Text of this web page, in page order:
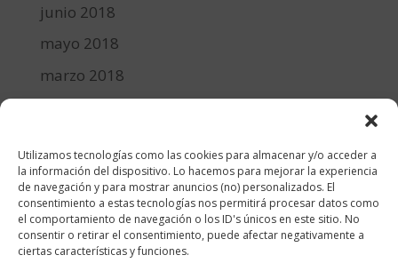
Utilizamos tecnologías como las cookies para almacenar y/o acceder a
la información del dispositivo. Lo hacemos para mejorar la experiencia
de navegación y para mostrar anuncios (no) personalizados. El
consentimiento a estas tecnologías nos permitirá procesar datos como
el comportamiento de navegación o los ID's únicos en este sitio. No
consentir o retirar el consentimiento, puede afectar negativamente a
ciertas características y funciones.
junio 2018
mayo 2018
marzo 2018
diciembre 2017
Categorías
cocina y recetas